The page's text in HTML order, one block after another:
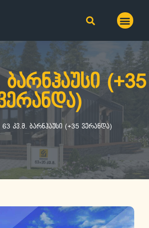
ბარნჰაუსი (+35
63 კვ.მ. ბარნჰაუსი (+35 ვერანდა)